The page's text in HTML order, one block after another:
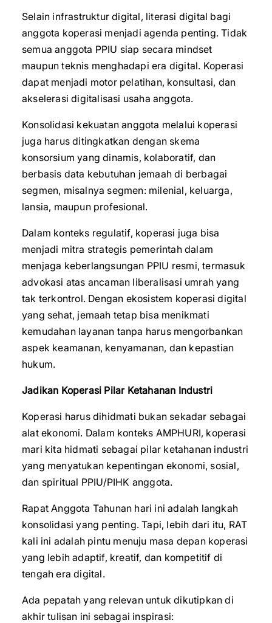
Selain infrastruktur digital, literasi digital bagi
anggota koperasi menjadi agenda penting. Tidak
semua anggota PPIU siap secara mindset
maupun teknis menghadapi era digital. Koperasi
dapat menjadi motor pelatihan, konsultasi, dan
akselerasi digitalisasi usaha anggota.
Konsolidasi kekuatan anggota melalui koperasi
juga harus ditingkatkan dengan skema
konsorsium yang dinamis, kolaboratif, dan
berbasis data kebutuhan jemaah di berbagai
segmen, misalnya segmen: milenial, keluarga,
lansia, maupun profesional.
Dalam konteks regulatif, koperasi juga bisa
menjadi mitra strategis pemerintah dalam
menjaga keberlangsungan PPIU resmi, termasuk
advokasi atas ancaman liberalisasi umrah yang
tak terkontrol. Dengan ekosistem koperasi digital
yang sehat, jemaah tetap bisa menikmati
kemudahan layanan tanpa harus mengorbankan
aspek keamanan, kenyamanan, dan kepastian
hukum.
Jadikan Koperasi Pilar Ketahanan Industri
Koperasi harus dihidmati bukan sekadar sebagai
alat ekonomi. Dalam konteks AMPHURI, koperasi
mari kita hidmati sebagai pilar ketahanan industri
yang menyatukan kepentingan ekonomi, sosial,
dan spiritual PPIU/PIHK anggota.
Rapat Anggota Tahunan hari ini adalah langkah
konsolidasi yang penting. Tapi, lebih dari itu, RAT
kali ini adalah pintu menuju masa depan koperasi
yang lebih adaptif, kreatif, dan kompetitif di
tengah era digital.
Ada pepatah yang relevan untuk dikutipkan di
akhir tulisan ini sebagai inspirasi: